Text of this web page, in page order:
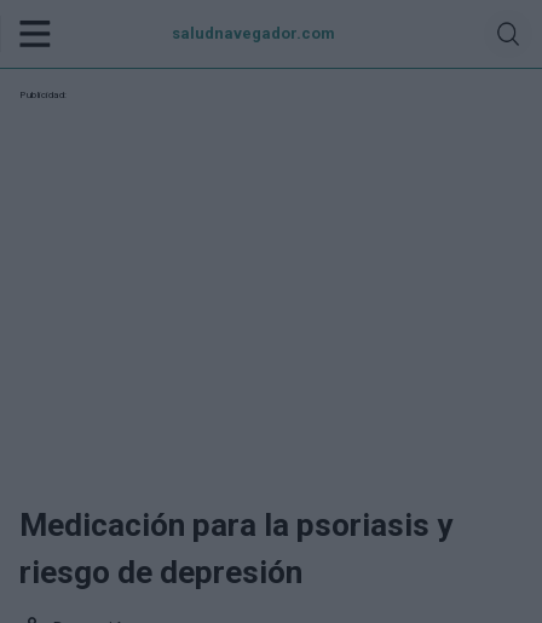
saludnavegador.com
Publicidad:
Medicación para la psoriasis y
riesgo de depresión